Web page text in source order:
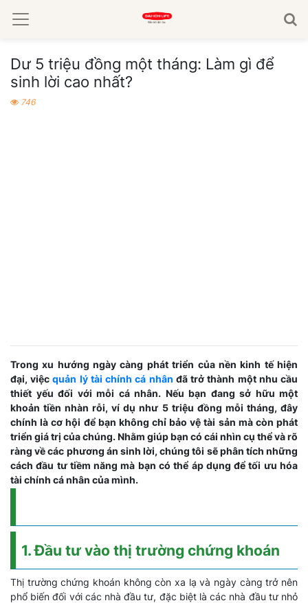
Dư 5 triệu đồng một tháng: Làm gì để
sinh lời cao nhất?
746
Trong xu hướng ngày càng phát triển của nền kinh tế hiện
đại, việcquản lý tài chính cá nhân đã trở thành một nhu cầu
thiết yếu đối với mỗi cá nhân. Nếu bạn đang sở hữu một
khoản tiền nhàn rỗi, ví dụ như 5 triệu đồng mỗi tháng, đây
chính là cơ hội để bạn không chỉ bảo vệ tài sản mà còn phát
triển giá trị của chúng. Nhằm giúp bạn có cái nhìn cụ thể và rõ
ràng về các phương án sinh lời, chúng tôi sẽ phân tích những
cách đầu tư tiềm năng mà bạn có thể áp dụng để tối ưu hóa
tài chính cá nhân của mình.
1. Đầu tư vào thị trường chứng khoán
Thị trường chứng khoán không còn xa lạ và ngày càng trở nên
phổ biến đối với các nhà đầu tư, đặc biệt là các nhà đầu tư nhỏ